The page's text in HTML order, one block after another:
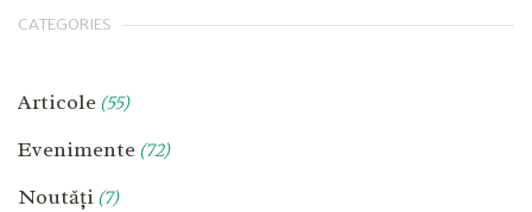
CATEGORIES
Articole (55)
Evenimente (72)
Noutăți (7)